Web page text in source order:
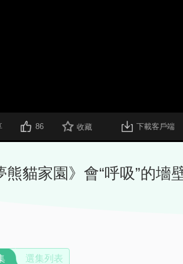
86 收藏 下載客戶端
熊貓家園》會“呼吸”的墻
選集列表